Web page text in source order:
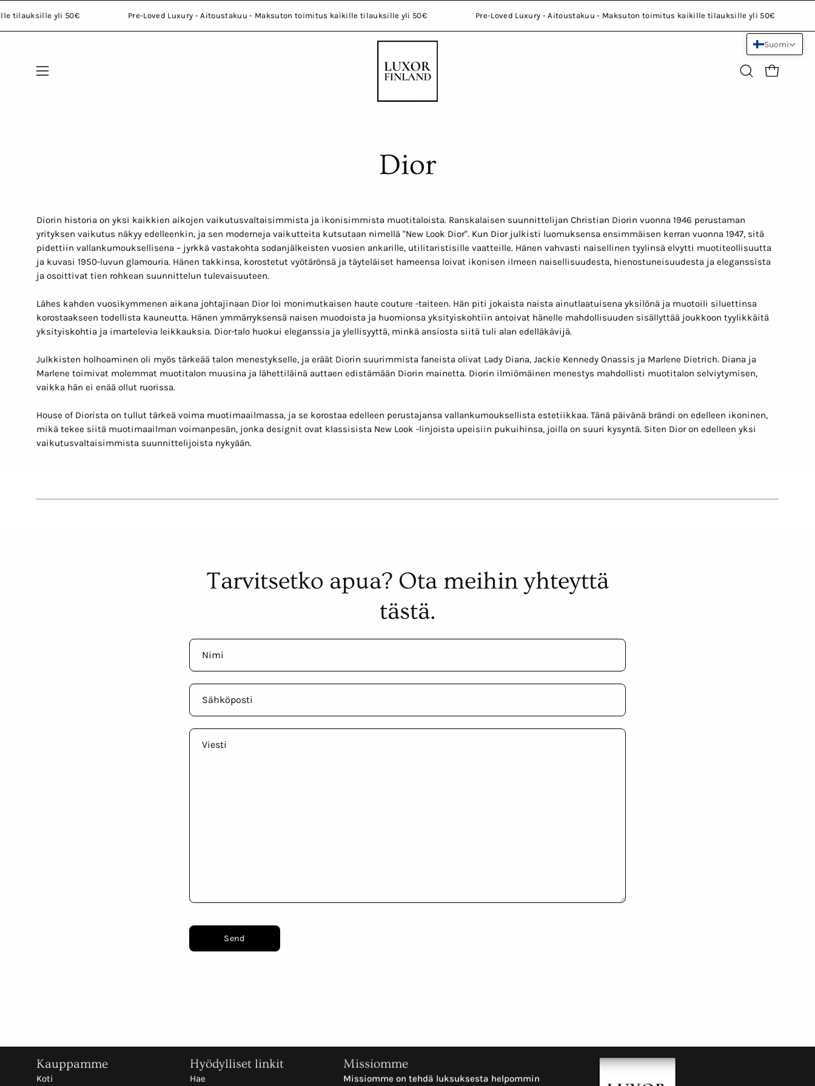
to
tilauksille yli 50€ Pre-Loved Luxury - Aitoustakuu - Maksuton toimitus kaikille tilauksille yli 50€ Pre-Loved Luxury - Aitoustakuu - Maksuton toimitus kaikille tilauksille yli 50€
Open
OpenOpen cart
Dior
Diorin historia on yksi kaikkien aikojen vaikutusvaltaisimmista ja ikonisimmista muotitaloista. Ranskalaisen suunnittelijan Christian Diorin vuonna 1946 perustaman
yrityksen vaikutus näkyy edelleenkin, ja sen moderneja vaikutteita kutsutaan nimellä "New Look Dior". Kun Dior julkisti luomuksensa ensimmäisen kerran vuonna 1947, sitä
pidettiin vallankumouksellisena – jyrkkä vastakohta sodanjälkeisten vuosien ankarille, utilitaristisille vaatteille. Hänen vahvasti naisellinen tyylinsä elvytti muotiteollisuutta
ja kuvasi 1950-luvun glamouria. Hänen takkinsa, korostetut vyötärönsä ja täyteläiset hameensa loivat ikonisen ilmeen naisellisuudesta, hienostuneisuudesta ja eleganssista
ja osoittivat tien rohkean suunnittelun tulevaisuuteen.
Lähes kahden vuosikymmenen aikana johtajinaan Dior loi monimutkaisen haute couture -taiteen. Hän piti jokaista naista ainutlaatuisena yksilönä ja muotoili siluettinsa
korostaakseen todellista kauneutta. Hänen ymmärryksensä naisen muodoista ja huomionsa yksityiskohtiin antoivat hänelle mahdollisuuden sisällyttää joukkoon tyylikkäitä
yksityiskohtia ja imartelevia leikkauksia. Dior-talo huokui eleganssia ja ylellisyyttä, minkä ansiosta siitä tuli alan edelläkävijä.
Julkkisten holhoaminen oli myös tärkeää talon menestykselle, ja eräät Diorin suurimmista faneista olivat Lady Diana, Jackie Kennedy Onassis ja Marlene Dietrich. Diana ja
Marlene toimivat molemmat muotitalon muusina ja lähettiläinä auttaen edistämään Diorin mainetta. Diorin ilmiömäinen menestys mahdollisti muotitalon selviytymisen,
vaikka hän ei enää ollut ruorissa.
House of Diorista on tullut tärkeä voima muotimaailmassa, ja se korostaa edelleen perustajansa vallankumouksellista estetiikkaa. Tänä päivänä brändi on edelleen ikoninen,
mikä tekee siitä muotimaailman voimanpesän, jonka designit ovat klassisista New Look -linjoista upeisiin pukuihinsa, joilla on suuri kysyntä. Siten Dior on edelleen yksi
vaikutusvaltaisimmista suunnittelijoista nykyään.
Tarvitsetko apua? Ota meihin yhteyttä
tästä.
Nimi
Sähköposti
Viesti
Send
Kauppamme
Koti
Hyödylliset linkit
Hae
Missiomme
Missiomme on tehdä luksuksesta helpommin
Suomi